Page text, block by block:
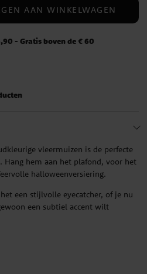
AAN WINKELWAGEN
- Gratis boven de € 60
vleermuizen is de perfecte
Hang hem aan het plafond, voor het
halloweenversiering.
een stijlvolle eyecatcher, of je nu
een subtiel accent wilt